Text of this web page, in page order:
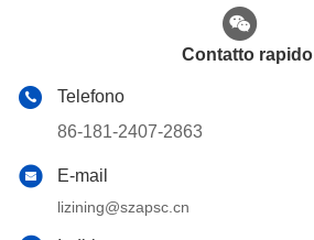
Contatto rapido
Telefono
86-181-2407-2863
E-mail
lizining@szapsc.cn